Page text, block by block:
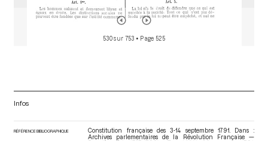
530 sur 753 • Page 525
Infos
RÉFÉRENCE BIBLIOGRAPHIQUE
Constitution française des 3-14 septembre 1791. Dans :
Archives parlementaires de la Révolution Française —